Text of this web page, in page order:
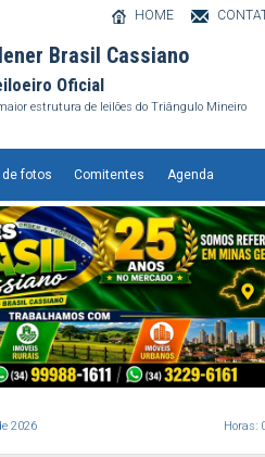
Brasil Cassiano
Oficial
estrutura de leilões do Triângulo Mineiro
HOME
de fotos Comitentes Agenda
2026 Horas: